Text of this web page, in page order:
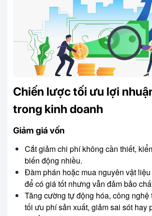
Chiến lược tối ưu lợi
trong kinh doanh
Giảm giá vốn
Cắt giảm chi phí không cần thiết,
biến động nhiều.
Đàm phán hoặc mua nguyên vật
để có giá tốt nhưng vẫn đảm bảo
Tăng cường tự động hóa, công nghệ
tối ưu phí sản xuất, giảm sai sót hay